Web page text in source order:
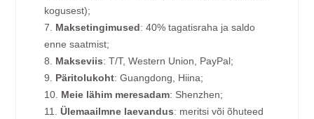
kogusest);
7. Maksetingimused: 40% tagatisraha ja saldo
enne saatmist;
8. Makseviis: T/T, Western Union, PayPal;
9. Päritolukoht: Guangdong, Hiina;
10. Meie lähim meresadam: Shenzhen;
11.Ülemaailmne laevandus: meritsi või õhuteed